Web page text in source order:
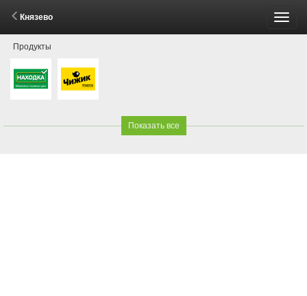
Князево
Продукты
Показать все